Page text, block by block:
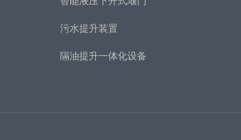
污水提升装置
隔油提升一体化设备